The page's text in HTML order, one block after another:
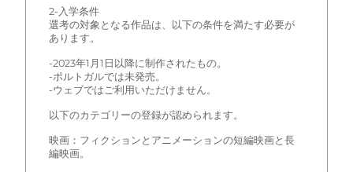
2-入学条件
選考の対象となる作品は、以下の条件を満たす必要が
あります。
-2023年1月1日以降に制作されたもの。
-ポルトガルでは未発売。
-ウェブではご利用いただけません。
以下のカテゴリーの登録が認められます。
映画：フィクションとアニメーションの短編映画と長
編映画。